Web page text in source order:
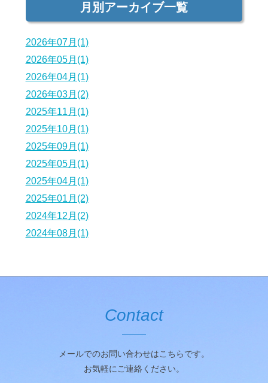
月別アーカイブ一覧
2026年07月(1)
2026年05月(1)
2026年04月(1)
2026年03月(2)
2025年11月(1)
2025年10月(1)
2025年09月(1)
2025年05月(1)
2025年04月(1)
2025年01月(2)
2024年12月(2)
2024年08月(1)
Contact
メールでのお問い合わせはこちらです。
お気軽にご連絡ください。